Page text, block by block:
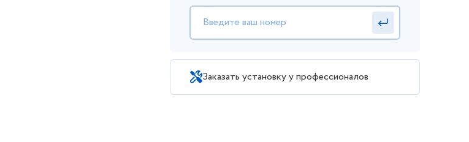
Заказать установку у профессионалов